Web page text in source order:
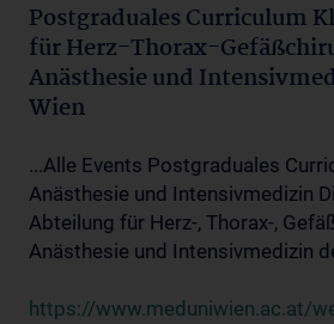
Postgraduales Curriculum
für Herz-Thorax-
Anästhesie und
Wien
...Alle Events Postgraduales
Anästhesie und Intensivmedizin
Abteilung für Herz-, Thorax-,
Anästhesie und Intensivmedizin
https://www.meduniwien.ac.at/